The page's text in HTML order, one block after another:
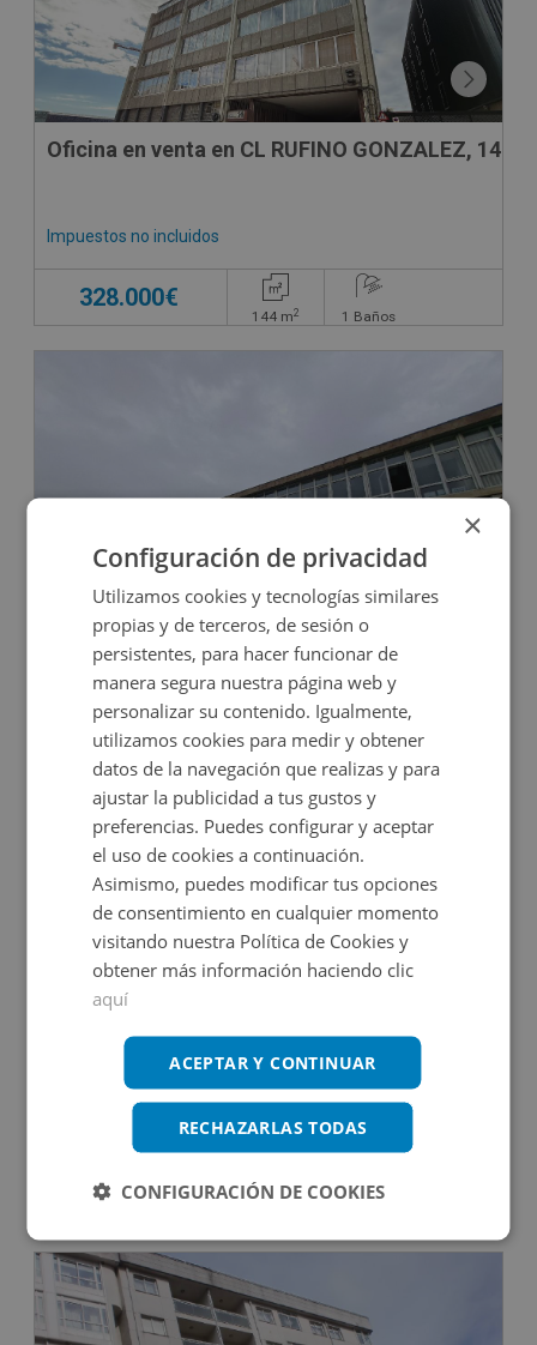
Oficina en venta en CL RUFINO GONZALEZ, 14
Impuestos no incluidos
328.000€
144 m2 1 Baños
Oficina en venta en CERVANTES, 51
Impuestos no incluidos
42.800€
62,7 m 2
CONDICIONES ESPECIALES
Oficina en venta en CL EUROPA, 5
Impuestos no incluidos
140.000€
×
Configuración de privacidad
Utilizamos cookies y tecnologías similares
propias y de terceros, de sesión o
persistentes, para hacer funcionar de
manera segura nuestra página web y
personalizar su contenido. Igualmente,
utilizamos cookies para medir y obtener
datos de la navegación que realizas y para
ajustar la publicidad a tus gustos y
preferencias. Puedes configurar y aceptar
el uso de cookies a continuación.
Asimismo, puedes modificar tus opciones
de consentimiento en cualquier momento
visitando nuestra Política de Cookies y
obtener más información haciendo clic
aquí
ACEPTAR Y CONTINUAR
RECHAZARLAS TODAS
CONFIGURACIÓN DE COOKIES